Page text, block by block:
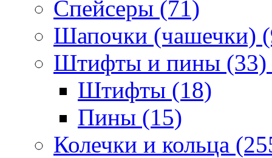
Спейсеры (71)
Шапочки (чашечки)
Штифты и пины (33)
Штифты (18)
Пины (15)
Колечки и кольца